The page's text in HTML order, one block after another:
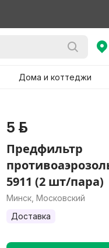
Дома и коттеджи
5 р.
Предфильтр
5911 (2 шт/пара)
Минск, Московский
Доставка